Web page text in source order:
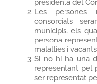
presidenta del
Les persones
consorciats
municipis, els
persona
malalties i
Si no hi ha una
representant pel
ser representat